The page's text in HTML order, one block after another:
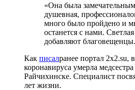
«Она была
душевная,
много было пройдено и
останется с нами.
добавляют благовещенцы.
Как писалранее портал 2х2.su,
коронавируса умерла
Райчихинске. Специалист
лет жизни.